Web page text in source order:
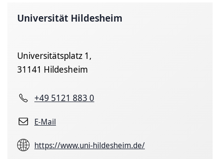
Universität Hildesheim
Universitätsplatz 1,
31141 Hildesheim
+49 5121 883 0
E-Mail
https://www.uni-hildesheim.de/